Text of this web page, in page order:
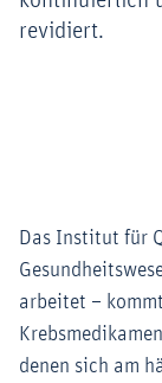
revidiert.
Das Institut für
arbeitet –
denen sich am